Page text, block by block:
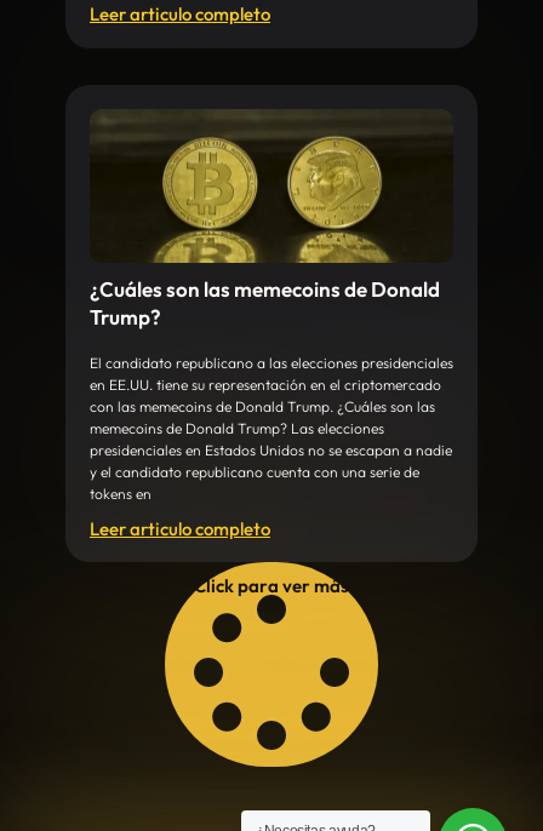
Leer articulo completo
¿Cuáles son las memecoins de Donald
Trump?
El candidato republicano a las elecciones presidenciales
en EE.UU. tiene su representación en el criptomercado
con las memecoins de Donald Trump. ¿Cuáles son las
memecoins de Donald Trump? Las elecciones
presidenciales en Estados Unidos no se escapan a nadie
y el candidato republicano cuenta con una serie de
tokens en
Leer articulo completo
Click para ver más